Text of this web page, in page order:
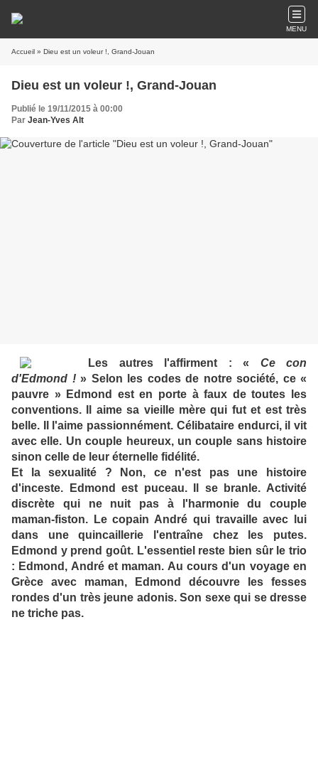
MENU
Accueil » Dieu est un voleur !, Grand-Jouan
Dieu est un voleur !, Grand-Jouan
Publié le 19/11/2015 à 00:00
Par Jean-Yves Alt
Les autres l'affirment : « Ce con
d'Edmond !» Selon les codes de notre société, ce «
pauvre » Edmond est en porte à faux de toutes les
conventions. Il aime sa vieille mère qui fut et est très
belle. Il l'aime passionnément. Célibataire endurci, il vit
avec elle. Un couple heureux, un couple sans histoire
sinon celle de leur éternelle fidélité.
Et la sexualité ? Non, ce n'est pas une histoire
d'inceste. Edmond est puceau. Il se branle. Activité
discrète qui ne nuit pas à l'harmonie du couple
maman-fiston. Le copain André qui travaille avec lui
dans une quincaillerie l'entraîne chez les putes.
Edmond y prend goût. L'essentiel reste bien sûr le trio
: Edmond, André et maman. Au cours d'un voyage en
Grèce avec maman, Edmond découvre les fesses
rondes d'un très jeune adonis. Son sexe qui se dresse
ne triche pas.